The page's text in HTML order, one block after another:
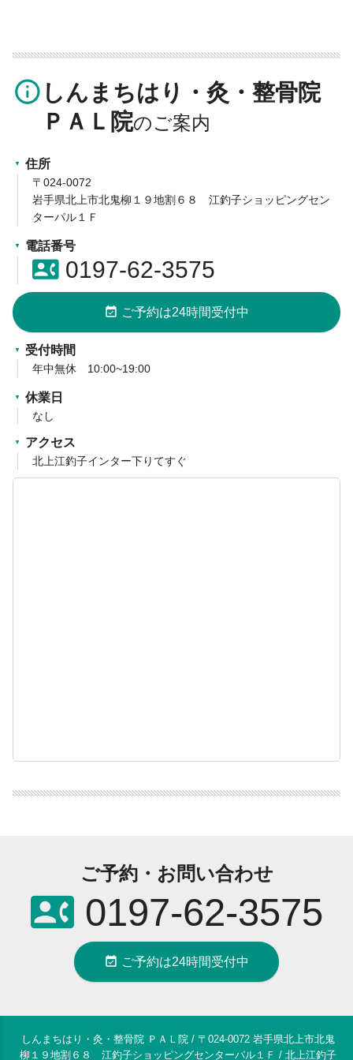
info_outline しんまちはり・灸・整骨院
ＰＡＬ院
住所
〒024-0072
岩手県北上市北鬼柳１９地割６８ 江釣子ショッピングセン
ターパル１Ｆ
電話番号
contact_phone0197-62-3575
event_available ご予約は24時間受付中
受付時間
年中無休 10:00~19:00
休業日
なし
アクセス
北上江釣子インター下りてすぐ
ご予約・お問い合わせ
contact_phone0197-62-3575
event_available ご予約は24時間受付中
しんまちはり・灸・整骨院 ＰＡＬ院 / 〒024-0072 岩手県北上市北鬼
柳１９地割６８ 江釣子ショッピングセンターパル１Ｆ / 北上江釣子